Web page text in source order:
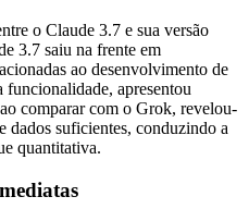
o Claude 3.7 e sua versão
3.7 saiu na frente em
ao desenvolvimento de
funcionalidade, apresentou
comparar com o Grok, revelou-
dados suficientes, conduzindo a
quantitativa.